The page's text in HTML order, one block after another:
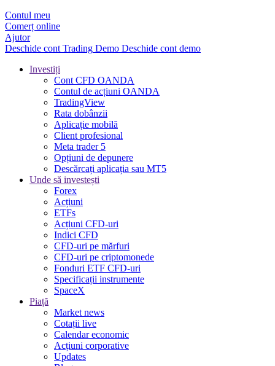
Contul meu
Comerț online
Ajutor
Deschide cont Trading Demo Deschide cont demo
Investiți
Cont CFD OANDA
Contul de acțiuni OANDA
TradingView
Rata dobânzii
Aplicație mobilă
Client profesional
Meta trader 5
Opțiuni de depunere
Descărcați aplicația sau MT5
Unde să investești
Forex
Acțiuni
ETFs
Acțiuni CFD-uri
Indici CFD
CFD-uri pe mărfuri
CFD-uri pe criptomonede
Fonduri ETF CFD-uri
Specificații instrumente
SpaceX
Piață
Market news
Cotații live
Calendar economic
Acțiuni corporative
Updates